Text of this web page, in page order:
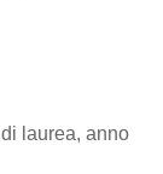
laurea, anno